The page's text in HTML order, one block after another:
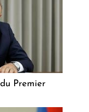
Premier